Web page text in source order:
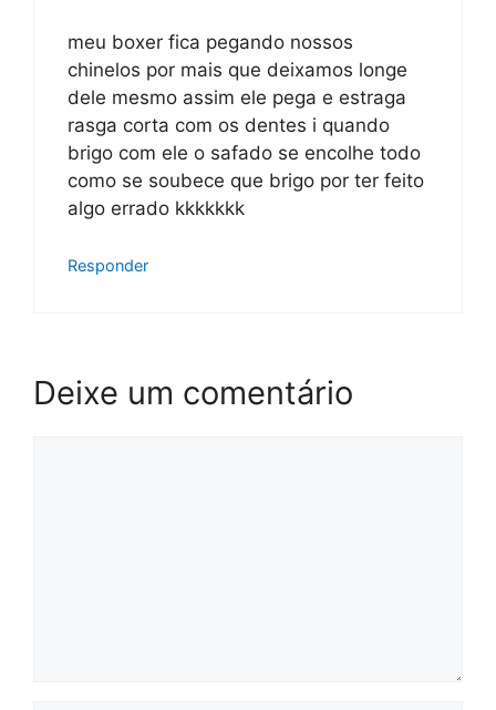
meu boxer fica pegando nossos
chinelos por mais que deixamos longe
dele mesmo assim ele pega e estraga
rasga corta com os dentes i quando
brigo com ele o safado se encolhe todo
como se soubece que brigo por ter feito
algo errado kkkkkkk
Responder
Deixe um comentário